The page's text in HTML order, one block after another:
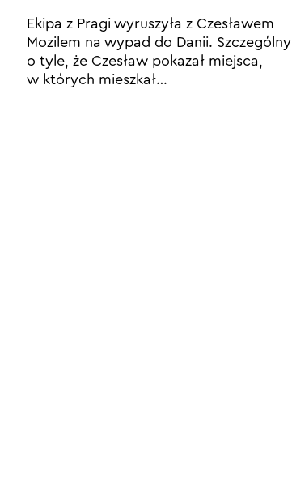
Ekipa z Pragi wyruszyła z Czesławem
Mozilem na wypad do Danii. Szczególny
o tyle, że Czesław pokazał miejsca,
w których mieszkał…